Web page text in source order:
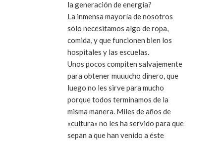
la generación de energía?
La inmensa mayoría de nosotros
sólo necesitamos algo de ropa,
comida, y que funcionen bien los
hospitales y las escuelas.
Unos pocos compiten salvajemente
para obtener muuucho dinero, que
luego no les sirve para mucho
porque todos terminamos de la
misma manera. Miles de años de
«cultura» no les ha servido para que
sepan a que han venido a éste